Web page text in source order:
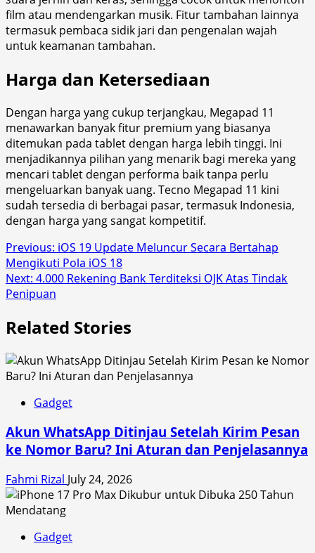
film atau mendengarkan musik. Fitur tambahan lainnya
termasuk pembaca sidik jari dan pengenalan wajah
untuk keamanan tambahan.
Harga dan Ketersediaan
Dengan harga yang cukup terjangkau, Megapad 11
menawarkan banyak fitur premium yang biasanya
ditemukan pada tablet dengan harga lebih tinggi. Ini
menjadikannya pilihan yang menarik bagi mereka yang
mencari tablet dengan performa baik tanpa perlu
mengeluarkan banyak uang. Tecno Megapad 11 kini
sudah tersedia di berbagai pasar, termasuk Indonesia,
dengan harga yang sangat kompetitif.
Post
navigation
Previous: iOS 19 Update Meluncur Secara Bertahap
Mengikuti Pola iOS 18
Next: 4.000 Rekening Bank Terditeksi OJK Atas Tindak
Penipuan
Related Stories
Gadget
Akun WhatsApp Ditinjau Setelah Kirim Pesan
ke Nomor Baru? Ini Aturan dan Penjelasannya
Fahmi Rizal July 24, 2026
Gadget